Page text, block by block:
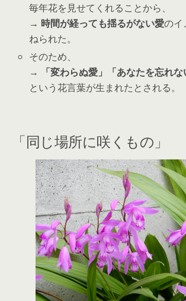
毎年花を見せてくれることから、
→ 時間が経っても揺るがない愛のイ
ねられた。
そのため、
→
「変わらぬ愛」「あなたを忘れな
という花言葉が生まれたとされる。
「同じ場所に咲くもの」